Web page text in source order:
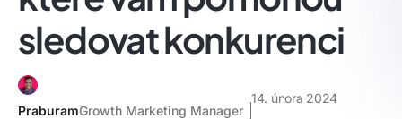
sledovat konkurenci
PraburamGrowth Marketing Manager
14. února 2024